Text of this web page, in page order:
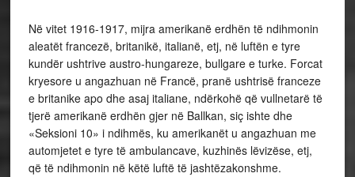
Në vitet 1916-1917, mijra amerikanë erdhën të ndihmonin
aleatët francezë, britanikë, italianë, etj, në luftën e tyre
kundër ushtrive austro-hungareze, bullgare e turke. Forcat
kryesore u angazhuan në Francë, pranë ushtrisë franceze
e britanike apo dhe asaj italiane, ndërkohë që vullnetarë të
tjerë amerikanë erdhën gjer në Ballkan, siç ishte dhe
«Seksioni 10» i ndihmës, ku amerikanët u angazhuan me
automjetet e tyre të ambulancave, kuzhinës lëvizëse, etj,
që të ndihmonin në këtë luftë të jashtëzakonshme.